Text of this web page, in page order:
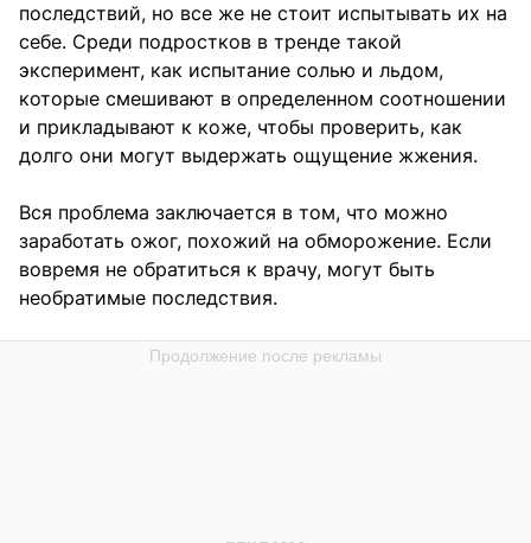
последствий, но все же не стоит испытывать их на
себе. Среди подростков в тренде такой
эксперимент, как испытание солью и льдом,
которые смешивают в определенном соотношении
и прикладывают к коже, чтобы проверить, как
долго они могут выдержать ощущение жжения.
Вся проблема заключается в том, что можно
заработать ожог, похожий на обморожение. Если
вовремя не обратиться к врачу, могут быть
необратимые последствия.